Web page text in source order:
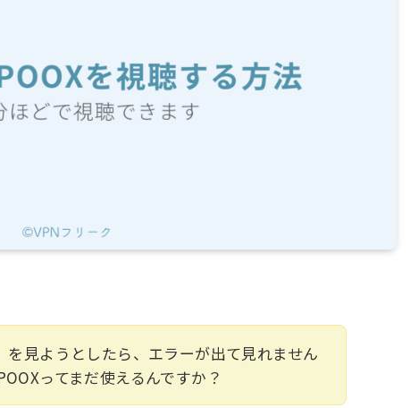
を見ようとしたら、エラーが出て見れません
ってまだ使えるんですか？